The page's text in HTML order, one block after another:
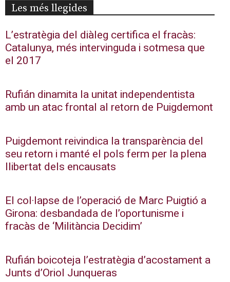
Les més llegides
L’estratègia del diàleg certifica el fracàs:
Catalunya, més intervinguda i sotmesa que
el 2017
Rufián dinamita la unitat independentista
amb un atac frontal al retorn de Puigdemont
Puigdemont reivindica la transparència del
seu retorn i manté el pols ferm per la plena
llibertat dels encausats
El col·lapse de l’operació de Marc Puigtió a
Girona: desbandada de l’oportunisme i
fracàs de ‘Militància Decidim’
Rufián boicoteja l’estratègia d’acostament a
Junts d’Oriol Junqueras